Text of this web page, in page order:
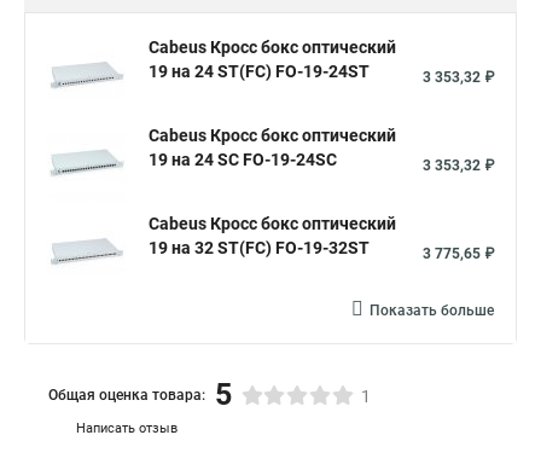
Cabeus Кросс бокс оптический
19 на 24 ST(FC) FO-19-24ST
3 353,32 ₽
Cabeus Кросс бокс оптический
19 на 24 SC FO-19-24SC
3 353,32 ₽
Cabeus Кросс бокс оптический
19 на 32 ST(FC) FO-19-32ST
3 775,65 ₽
Показать больше
Написать отзыв
Общая оценка товара: 5 1